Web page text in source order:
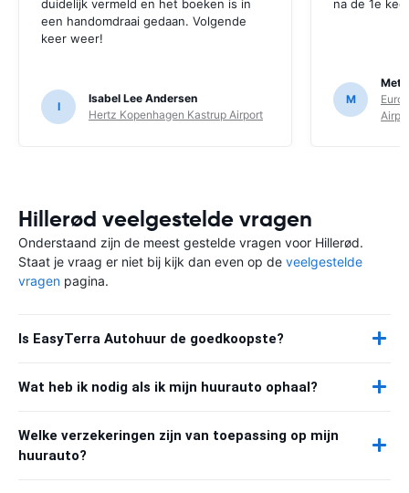
duidelijk vermeld en het boeken is in
een handomdraai gedaan. Volgende
keer weer!
I
Isabel Lee Andersen
Hertz Kopenhagen Kastrup Airport
na de 1e
M
Hillerød veelgestelde vragen
Onderstaand zijn de meest gestelde vragen voor Hillerød.
Staat je vraag er niet bij kijk dan even op de veelgestelde
vragen pagina.
Is EasyTerra Autohuur de goedkoopste?
Wat heb ik nodig als ik mijn huurauto ophaal?
Welke verzekeringen zijn van toepassing op mijn
huurauto?